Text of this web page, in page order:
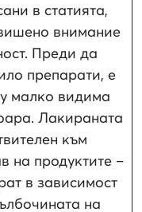
в статията,
внимание
Преди да
препарати, е
малко видима
Лакираната
към
на продуктите –
в зависимост
на